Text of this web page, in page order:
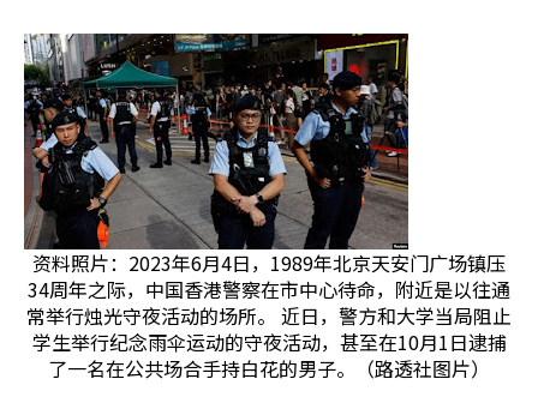
资料照片：2023年6月4日，1989年北京天安门广场镇压
34周年之际，中国香港警察在市中心待命，附近是以往通
常举行烛光守夜活动的场所。 近日，警方和大学当局阻止
学生举行纪念雨伞运动的守夜活动，甚至在10月1日逮捕
了一名在公共场合手持白花的男子。（路透社图片）